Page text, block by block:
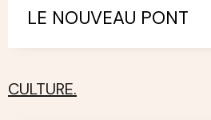
LE NOUVEAU PONT
CULTURE.